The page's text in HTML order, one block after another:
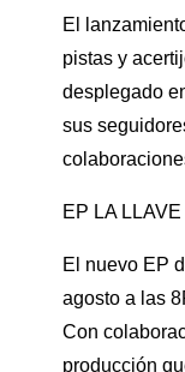
El
pistas y
desplegado
sus
EP LA LLAVE
El nuevo EP
agosto a las
Con
producción